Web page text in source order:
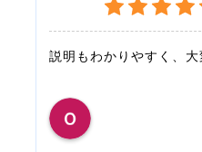
説明もわかりやすく、大